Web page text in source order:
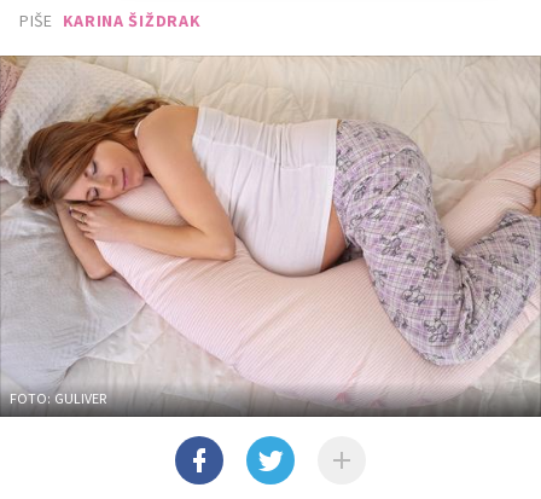
PIŠE KARINA ŠIŽDRAK
FOTO: GULIVER